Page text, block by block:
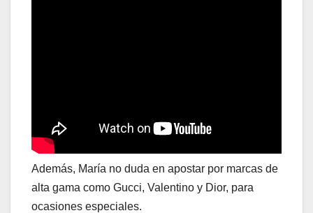
Además, María no duda en apostar por marcas de
alta gama como Gucci, Valentino y Dior, para
ocasiones especiales.